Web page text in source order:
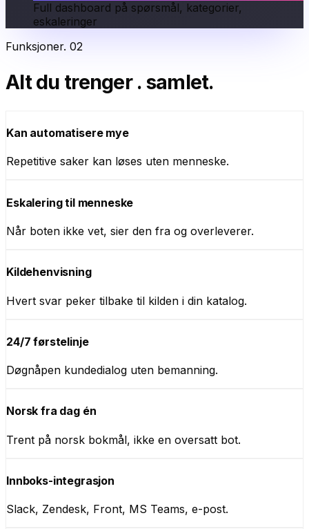
Full dashboard på spørsmål, kategorier,
eskaleringer
Funksjoner. 02
Alt du trenger. samlet.
Kan automatisere mye
Repetitive saker kan løses uten menneske.
Eskalering til menneske
Når boten ikke vet, sier den fra og overleverer.
Kildehenvisning
Hvert svar peker tilbake til kilden i din katalog.
24/7 førstelinje
Døgnåpen kundedialog uten bemanning.
Norsk fra dag én
Trent på norsk bokmål, ikke en oversatt bot.
Innboks-integrasjon
Slack, Zendesk, Front, MS Teams, e-post.